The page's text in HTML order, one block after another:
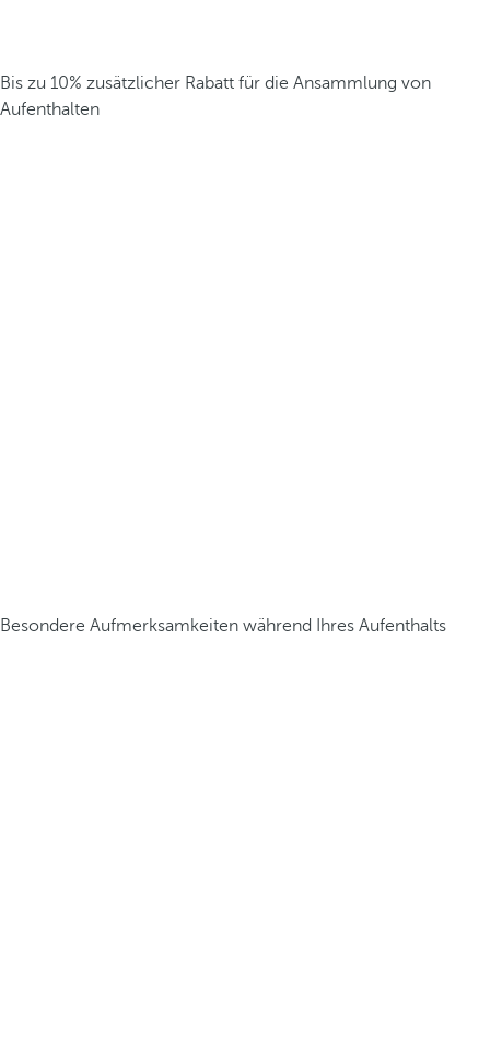
Bis zu 10% zusätzlicher Rabatt für die Ansammlung von
Aufenthalten
Besondere Aufmerksamkeiten während Ihres Aufenthalts